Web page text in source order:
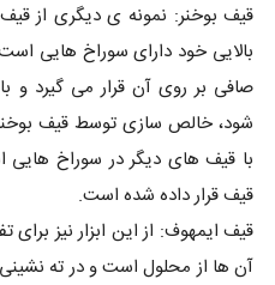
قیف بوخنر: نمونه ی دیگری از
بالایی خود دارای سوراخ هایی
صافی بر روی آن قرار می گیرد
شود، خالص سازی توسط قیف
با قیف های دیگر در سوراخ
قیف قرار داده شده است.
قیف ایمهوف: از این ابزار نیز
آن ها از محلول است و در ته نشینی